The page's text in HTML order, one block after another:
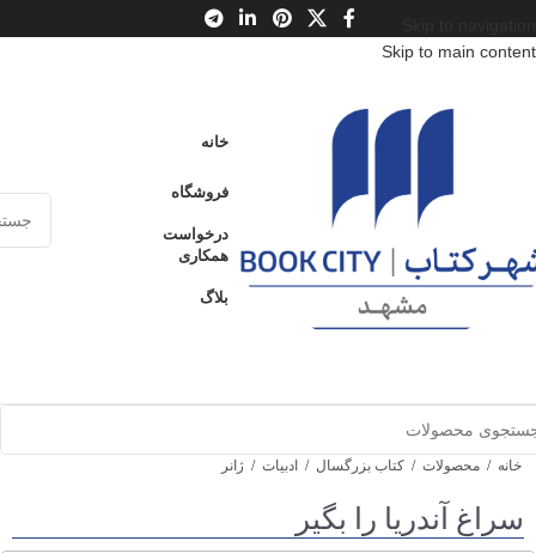
Skip to main content
خانه
فروشگاه
درخواست
همکاری
بلاگ
خانه / محصولات / کتاب بزرگسال / ادبیات / ژانر
سراغ آندریا را بگیر